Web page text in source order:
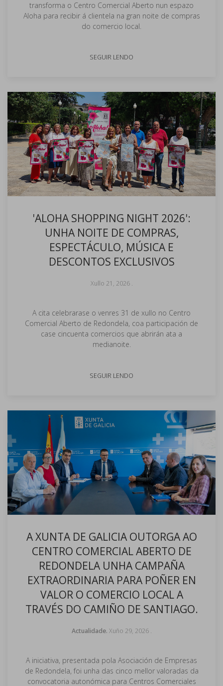
transforma o Centro Comercial Aberto nun espazo
Aloha para recibir á clientela na gran noite de compras
do comercio local.
SEGUIR LENDO
'ALOHA SHOPPING NIGHT 2026':
UNHA NOITE DE COMPRAS,
ESPECTÁCULO, MÚSICA E
DESCONTOS EXCLUSIVOS
Xullo 21, 2026.
A cita celebrarase o venres 31 de xullo no Centro
Comercial Aberto de Redondela, coa participación de
case cincuenta comercios que abrirán ata a
medianoite.
SEGUIR LENDO
A XUNTA DE GALICIA OUTORGA AO
CENTRO COMERCIAL ABERTO DE
REDONDELA UNHA CAMPAÑA
EXTRAORDINARIA PARA POÑER EN
VALOR O COMERCIO LOCAL A
TRAVÉS DO CAMIÑO DE SANTIAGO.
Actualidade. Xuño 29, 2026.
A iniciativa, presentada pola Asociación de Empresas
de Redondela, foi unha das cinco mellor valoradas da
convocatoria autonómica para Centros Comerciales